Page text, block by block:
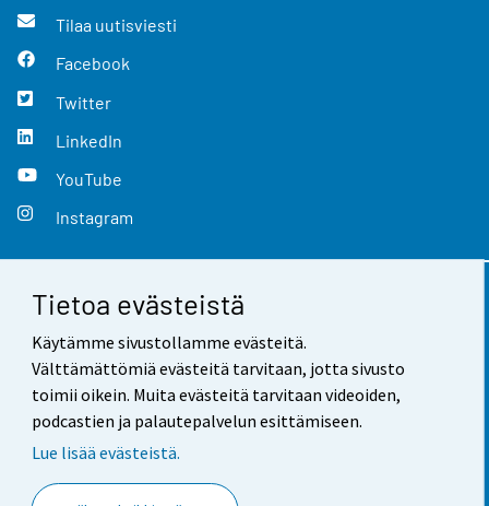
Tietoa evästeistä
Käytämme sivustollamme evästeitä.
Välttämättömiä evästeitä tarvitaan, jotta sivusto
toimii oikein. Muita evästeitä tarvitaan videoiden,
podcastien ja palautepalvelun esittämiseen.
Lue lisää evästeistä.
Tilaa uutisviesti
Facebook
Twitter
LinkedIn
YouTube
Instagram
Yhteystiedot
Palaute
Käyttöehdot
Saavutettavuus